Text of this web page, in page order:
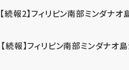
【続報2】フィリピン南部ミンダナ
【続報】フィリピン南部ミンダナ